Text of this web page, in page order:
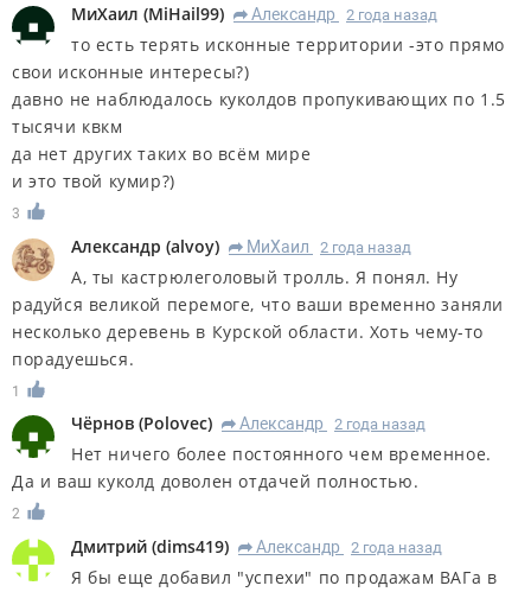
МиХаил (MiHail99) R Александр 2 года назад
то есть терять исконные территории -это прямо
свои исконные интересы?)
давно не наблюдалось куколдов пропукивающих по 1.5
тысячи квкм
да нет других таких во всём мире
и это твой кумир?)
3
Александр (alvoy) R МиХаил 2 года назад
А, ты кастрюлеголовый тролль. Я понял. Ну
радуйся великой перемоге, что ваши временно заняли
несколько деревень в Курской области. Хоть чему-то
порадуешься.
1
Чёрнов (Polovec) R Александр 2 года назад
Нет ничего более постоянного чем временное.
Да и ваш куколд доволен отдачей полностью.
2
Дмитрий (dims419) R Александр 2 года назад
Я бы еще добавил "успехи" по продажам ВАГа в